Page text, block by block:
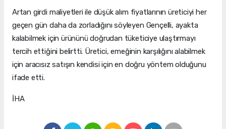
Artan girdi maliyetleri ile düşük alım fiyatlarının üreticiyi her
geçen gün daha da zorladığını söyleyen Gençelli, ayakta
kalabilmek için ürününü doğrudan tüketiciye ulaştırmayı
tercih ettiğini belirtti. Üretici, emeğinin karşılığını alabilmek
için aracısız satışın kendisi için en doğru yöntem olduğunu
ifade etti.
İHA